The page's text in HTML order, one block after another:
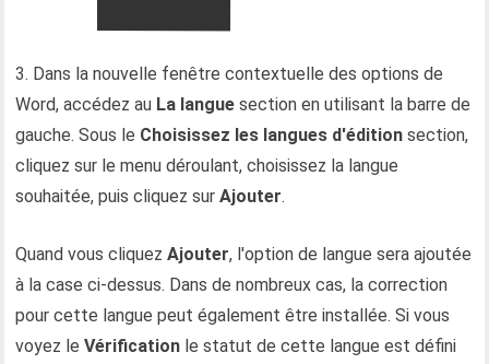
3. Dans la nouvelle fenêtre contextuelle des options de
Word, accédez au La langue section en utilisant la barre de
gauche. Sous le Choisissez les langues d'édition section,
cliquez sur le menu déroulant, choisissez la langue
souhaitée, puis cliquez surAjouter.
Quand vous cliquezAjouter, l'option de langue sera ajoutée
à la case ci-dessus. Dans de nombreux cas, la correction
pour cette langue peut également être installée. Si vous
voyez leVérification le statut de cette langue est défini